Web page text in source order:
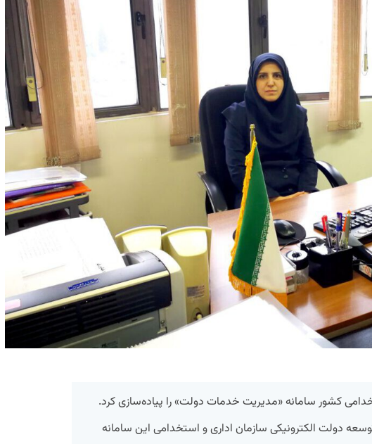
کشور سامانه «مدیریت خدمات دولت» را پیاده‌سازی کرد.
دولت الکترونیکی سازمان اداری و استخدامی این سامانه